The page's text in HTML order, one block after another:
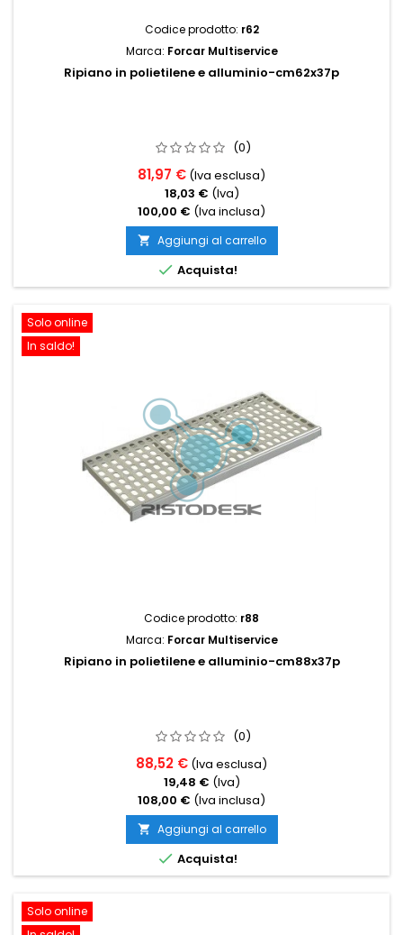
Codice prodotto: r62
Marca: Forcar Multiservice
Ripiano in polietilene e alluminio-cm62x37p
(0)
81,97 € (Iva esclusa)
18,03 € (Iva)
100,00 € (Iva inclusa)
 Aggiungi al carrello
 Acquista!
Solo online
In saldo!
Codice prodotto: r88
Marca: Forcar Multiservice
Ripiano in polietilene e alluminio-cm88x37p
(0)
88,52 € (Iva esclusa)
19,48 € (Iva)
108,00 € (Iva inclusa)
 Aggiungi al carrello
 Acquista!
Solo online